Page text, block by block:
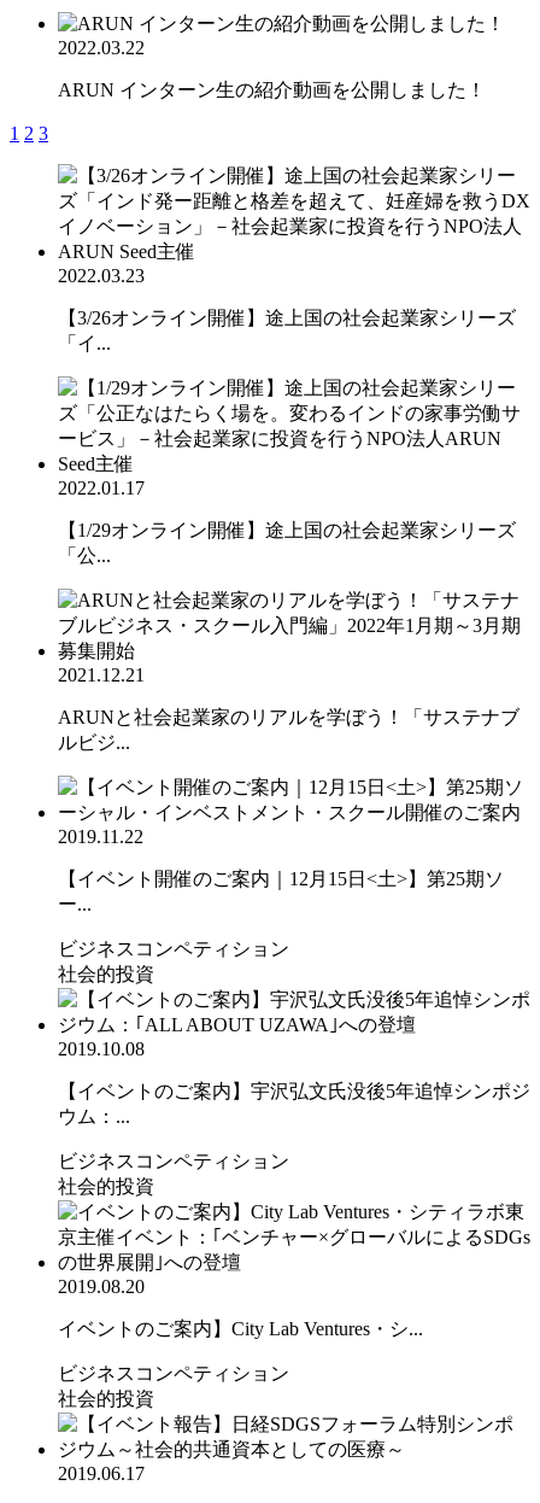
2022.03.22
ARUN インターン生の紹介動画を公開しました！
1 2 3
2022.03.23
【3/26オンライン開催】途上国の社会起業家シリーズ
「イ...
2022.01.17
【1/29オンライン開催】途上国の社会起業家シリーズ
「公...
2021.12.21
ARUNと社会起業家のリアルを学ぼう！「サステナブ
ルビジ...
2019.11.22
【イベント開催のご案内｜12月15日<土>】第25期ソ
ー...
ビジネスコンペティション
社会的投資
2019.10.08
【イベントのご案内】宇沢弘文氏没後5年追悼シンポジ
ウム：...
ビジネスコンペティション
社会的投資
2019.08.20
イベントのご案内】City Lab Ventures・シ...
ビジネスコンペティション
社会的投資
2019.06.17